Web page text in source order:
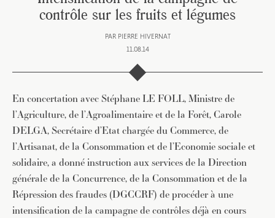
contrôle sur les fruits et légumes
PAR PIERRE HIVERNAT
11.08.14
En concertation avec Stéphane LE FOLL, Ministre de
l’Agriculture, de l’Agroalimentaire et de la Forêt, Carole
DELGA, Secrétaire d’Etat chargée du Commerce, de
l’Artisanat, de la Consommation et de l’Economie sociale et
solidaire, a donné instruction aux services de la Direction
générale de la Concurrence, de la Consommation et de la
Répression des fraudes (DGCCRF) de procéder à une
intensification de la campagne de contrôles déjà en cours